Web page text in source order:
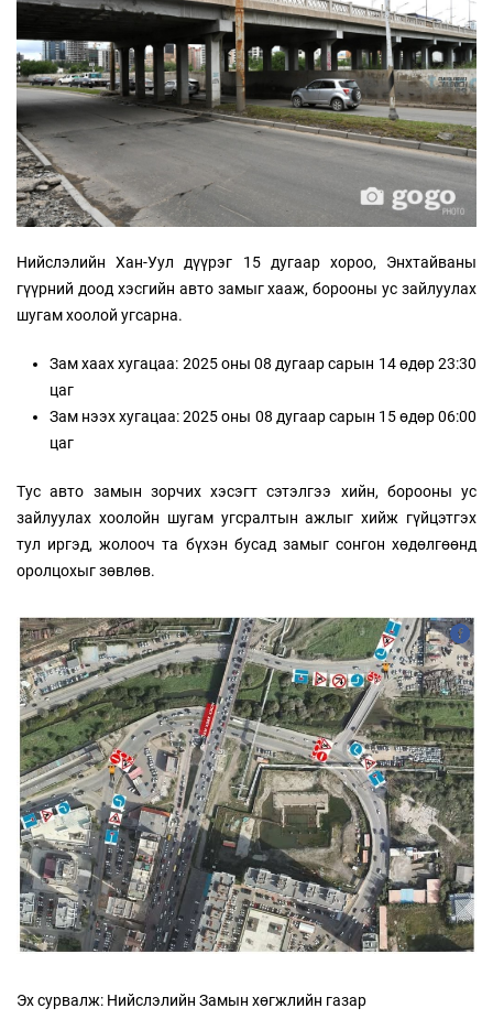
Нийслэлийн Хан-Уул дүүрэг 15 дугаар хороо, Энхтайваны
гүүрний доод хэсгийн авто замыг хааж, борооны ус зайлуулах
шугам хоолой угсарна.
Зам хаах хугацаа: 2025 оны 08 дугаар сарын 14 өдөр 23:30
цаг
Зам нээх хугацаа: 2025 оны 08 дугаар сарын 15 өдөр 06:00
цаг
Тус авто замын зорчих хэсэгт сэтэлгээ хийн, борооны ус
зайлуулах хоолойн шугам угсралтын ажлыг хийж гүйцэтгэх
тул иргэд, жолооч та бүхэн бусад замыг сонгон хөдөлгөөнд
оролцохыг зөвлөв.
Эх сурвалж: Нийслэлийн Замын хөгжлийн газар